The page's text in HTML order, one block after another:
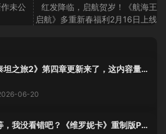
未公
红发降临，启航贺岁！《航海王
启航》多重新春福利2月16日上线
坦之旅2》第四章更新来了，这内容量感
06-20
，我没看错吧？《维罗妮卡》重制版PS